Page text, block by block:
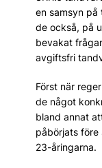
en samsyn
de också, på
bevakat
avgiftsfri
Först när
de något
bland annat
påbörjats
23-åringarna.